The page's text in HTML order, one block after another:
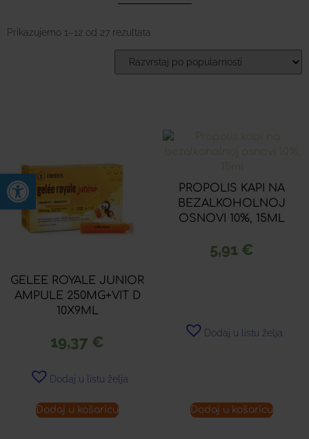
Prikazujemo 1–12 od 27 rezultata
GELEE ROYALE JUNIOR
AMPULE 250MG+VIT D
10X9ML
19,37 €
Dodaj u listu želja
Dodaj u košaricu
PROPOLIS KAPI NA
BEZALKOHOLNOJ
OSNOVI 10%, 15ML
5,91 €
Dodaj u listu želja
Dodaj u košaricu
Open toolbar